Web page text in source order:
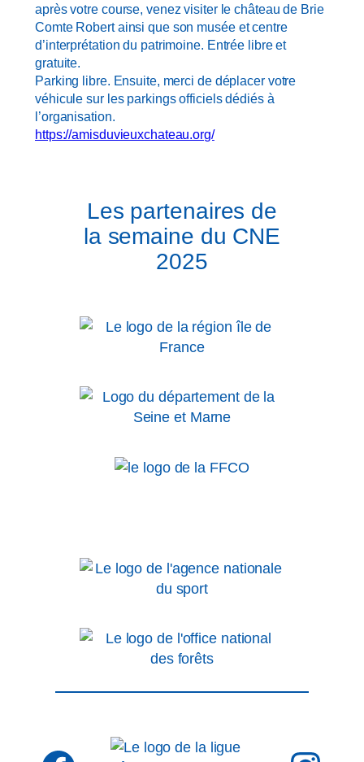
après votre course, venez visiter le château de Brie
Comte Robert ainsi que son musée et centre
d’interprétation du patrimoine. Entrée libre et
gratuite.
Parking libre. Ensuite, merci de déplacer votre
véhicule sur les parkings officiels dédiés à
l’organisation.
https://amisduvieuxchateau.org/
Les partenaires de
la semaine du CNE
2025